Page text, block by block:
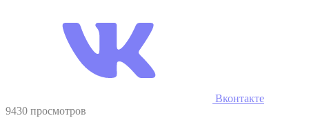
Вконтакте
9430 просмотров